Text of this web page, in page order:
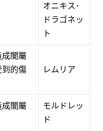
オニキス･
ドラゴネッ
ト
闇屬
的傷
レムリア
闇屬
モルドレッ
ド